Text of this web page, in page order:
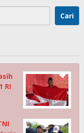
Cari
RI